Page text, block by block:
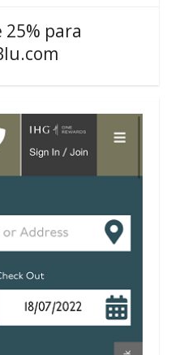
25% para